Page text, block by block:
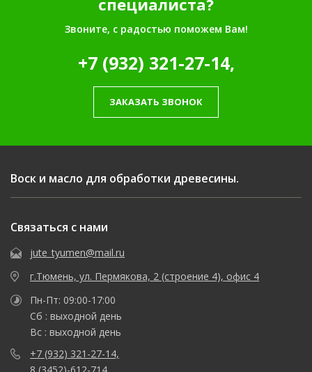
специалиста?
Звоните, с радостью поможем Вам!
+7 (932) 321-27-14,
ЗАКАЗАТЬ ЗВОНОК
Воск и масло для обработки древесины.
Связаться с нами
jute_tyumen@mail.ru
г.Тюмень, ул. Пермякова, 2 (строение 4), офис 4
Пн-Пт: 09:00-17:00
Сб : выходной день
Вс : выходной день
+7 (932) 321-27-14,